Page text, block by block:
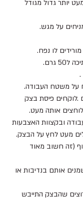
יותר גדול מגודל
על מגש.
לו נפח.
גרם.
על משטח העבודה.
.לוקחים פיסת בצק
אותה מעט.
ובקצוות האצבעות
מעט לחץ על הבצק.
(זה חשוב מאוד
אותם בנדיבות או
שהבצק התייבש